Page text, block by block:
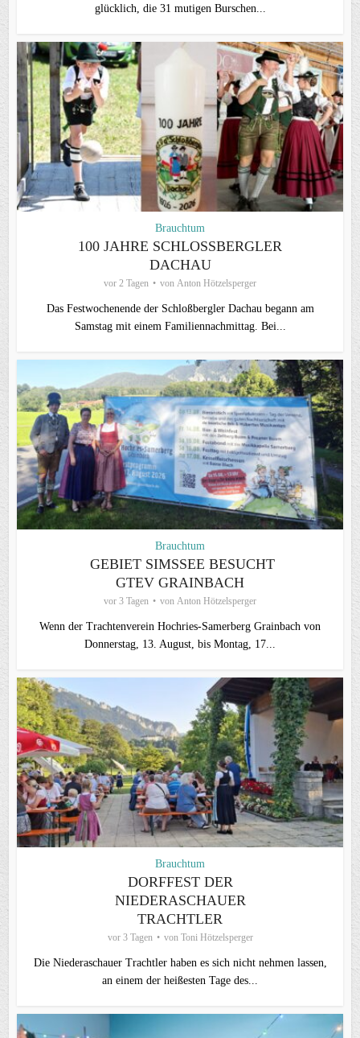
glücklich, die 31 mutigen Burschen...
Brauchtum
100 JAHRE SCHLOSSBERGLER D
ACHAU
vor 2 Tagen von Anton Hötzelsperger
Das Festwochenende der Schloßbergler Dachau begann am
Samstag mit einem Familiennachmittag. Bei...
Brauchtum
GEBIET SIMSSEE BESUCHT
GTEV GRAINBACH
vor 3 Tagen von Anton Hötzelsperger
Wenn der Trachtenverein Hochries-Samerberg Grainbach von
Donnerstag, 13. August, bis Montag, 17...
Brauchtum
DORFFEST DER
NIEDERASCHAUER
TRACHTLER
vor 3 Tagen von Toni Hötzelsperger
Die Niederaschauer Trachtler haben es sich nicht nehmen lassen,
an einem der heißesten Tage des...